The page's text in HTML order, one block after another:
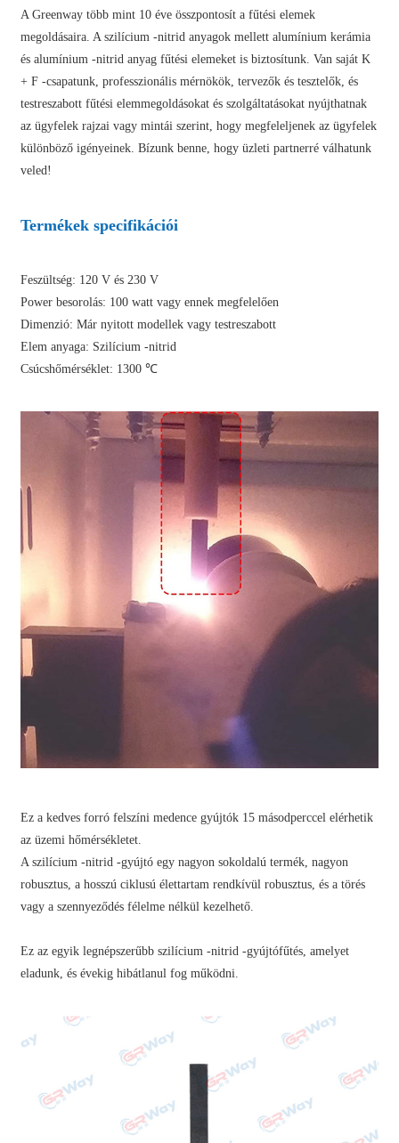
A Greenway több mint 10 éve összpontosít a fűtési elemek
megoldásaira. A szilícium -nitrid anyagok mellett alumínium kerámia
és alumínium -nitrid anyag fűtési elemeket is biztosítunk. Van saját K
+ F -csapatunk, professzionális mérnökök, tervezők és tesztelők, és
testreszabott fűtési elemmegoldásokat és szolgáltatásokat nyújthatnak
az ügyfelek rajzai vagy mintái szerint, hogy megfeleljenek az ügyfelek
különböző igényeinek. Bízunk benne, hogy üzleti partnerré válhatunk
veled!
Termékek specifikációi
Feszültség: 120 V és 230 V
Power besorolás: 100 watt vagy ennek megfelelően
Dimenzió: Már nyitott modellek vagy testreszabott
Elem anyaga: Szilícium -nitrid
Csúcshőmérséklet: 1300 ℃
Ez a kedves forró felszíni medence gyújtók 15 másodperccel elérhetik
az üzemi hőmérsékletet.
A szilícium -nitrid -gyújtó egy nagyon sokoldalú termék, nagyon
robusztus, a hosszú ciklusú élettartam rendkívül robusztus, és a törés
vagy a szennyeződés félelme nélkül kezelhető.
Ez az egyik legnépszerűbb szilícium -nitrid -gyújtófűtés, amelyet
eladunk, és évekig hibátlanul fog működni.